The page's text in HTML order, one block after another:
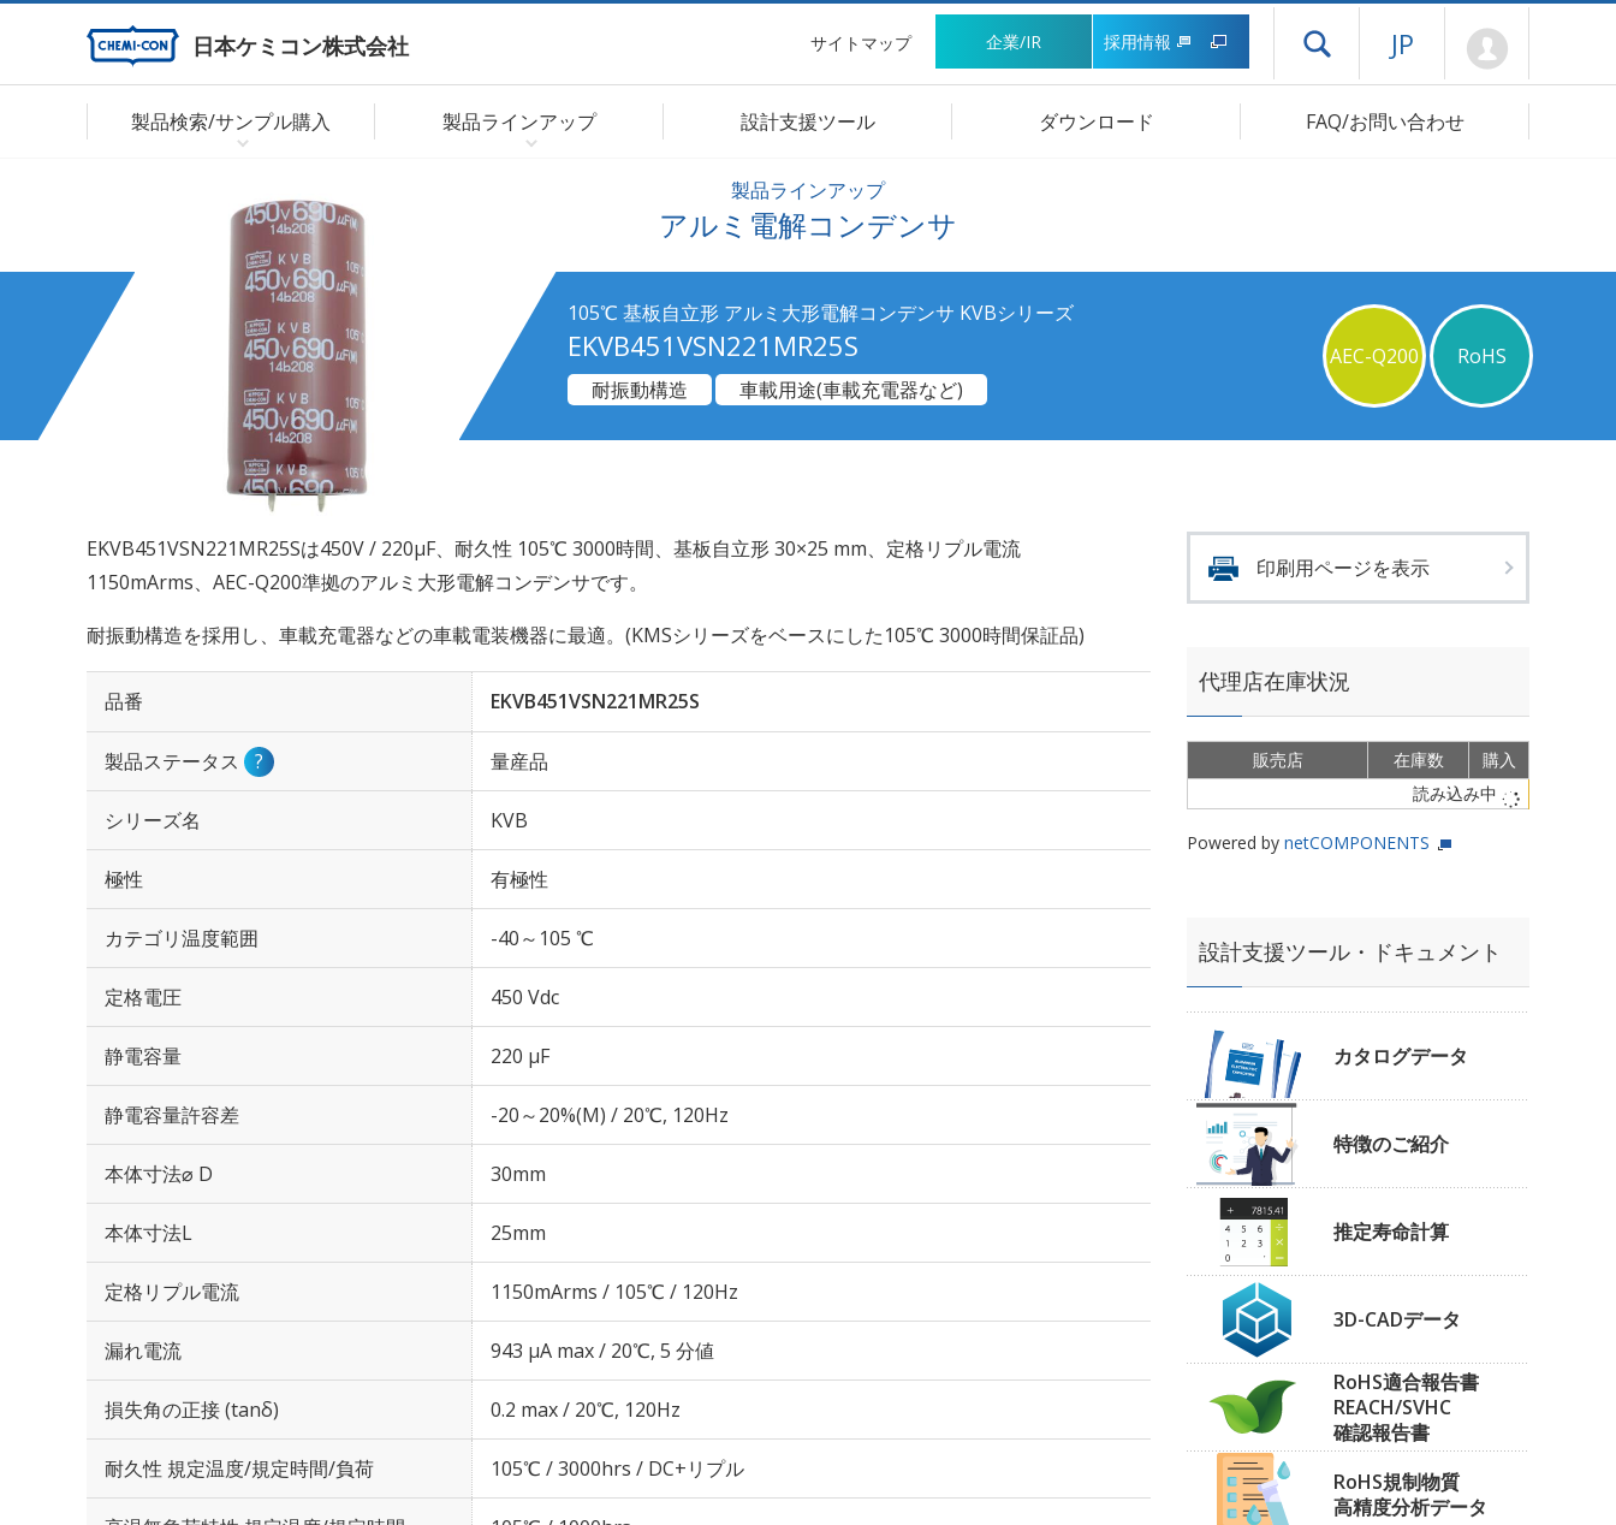
日本ケミコン株式会社 サイトマップ 企業/IR 採用情報 ドロワーメニューを開く
JP
製品検索/サンプル購入 製品ラインアップ 設計支援ツール ダウンロード FAQ/お問い合わせ
製品ラインアップ
アルミ電解コンデンサ
105℃ 基板自立形 アルミ大形電解コンデンサ KVBシリーズ
EKVB451VSN221MR25S AEC-Q200
RoHS
耐振動構造
車載用途(車載充電器など)
EKVB451VSN221MR25Sは450V / 220µF、耐久性 105℃ 3000時間、基板自立形 30×25 mm、定格リプル電流
1150mArms、AEC-Q200準拠のアルミ大形電解コンデンサです。
耐振動構造を採用し、車載充電器などの車載電装機器に最適。(KMSシリーズをベースにした105℃ 3000時間保証品)
品番 EKVB451VSN221MR25S
製品ステータス ? 量産品
シリーズ名 KVB
極性 有極性
カテゴリ温度範囲 -40～105 ℃
定格電圧 450 Vdc
静電容量 220 µF
静電容量許容差 -20～20%(M) / 20℃, 120Hz
本体寸法⌀ D 30mm
本体寸法L 25mm
定格リプル電流 1150mArms / 105℃ / 120Hz
漏れ電流 943 μA max / 20℃, 5 分値
損失角の正接 (tanδ) 0.2 max / 20℃, 120Hz
耐久性 規定温度/規定時間/負荷 105℃ / 3000hrs / DC+リプル
印刷用ページを表示
代理店在庫状況
販売店 在庫数
購入
読み込み中
Powered by netCOMPONENTS
設計支援ツール・ドキュメント
カタログデータ
特徴のご紹介
推定寿命計算
3D-CADデータ
RoHS適合報告書
REACH/SVHC
確認報告書
RoHS規制物質
高精度分析データ